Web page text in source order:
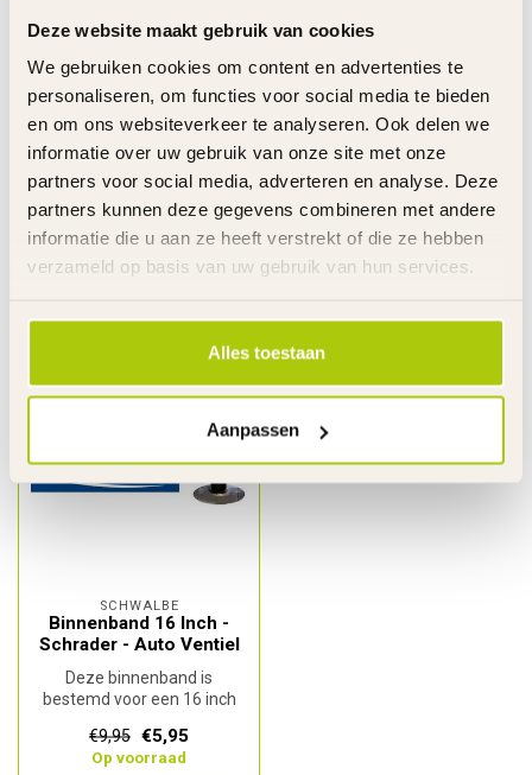
Deze website maakt gebruik van cookies
We gebruiken cookies om content en advertenties te
personaliseren, om functies voor social media te bieden
en om ons websiteverkeer te analyseren. Ook delen we
informatie over uw gebruik van onze site met onze
partners voor social media, adverteren en analyse. Deze
partners kunnen deze gegevens combineren met andere
informatie die u aan ze heeft verstrekt of die ze hebben
verzameld op basis van uw gebruik van hun services.
Alles toestaan
Aanpassen
Dunlop Ventiel
Op voorraad
Heeft u vragen over dit product?
Ma. t/m Vr. 08.00u-17.30u - Za. 09.00u-12.00u - T
0485 520524 - Whatsapp 06 22295553 - Alleen
berichten
SCHWALBE
Binnenband 16 Inch -
Schrader - Auto Ventiel
Deze binnenband is
bestemd voor een 16 inch
De maatvoering is 16 x
1.75/2...
€9,95 €5,95
Op voorraad